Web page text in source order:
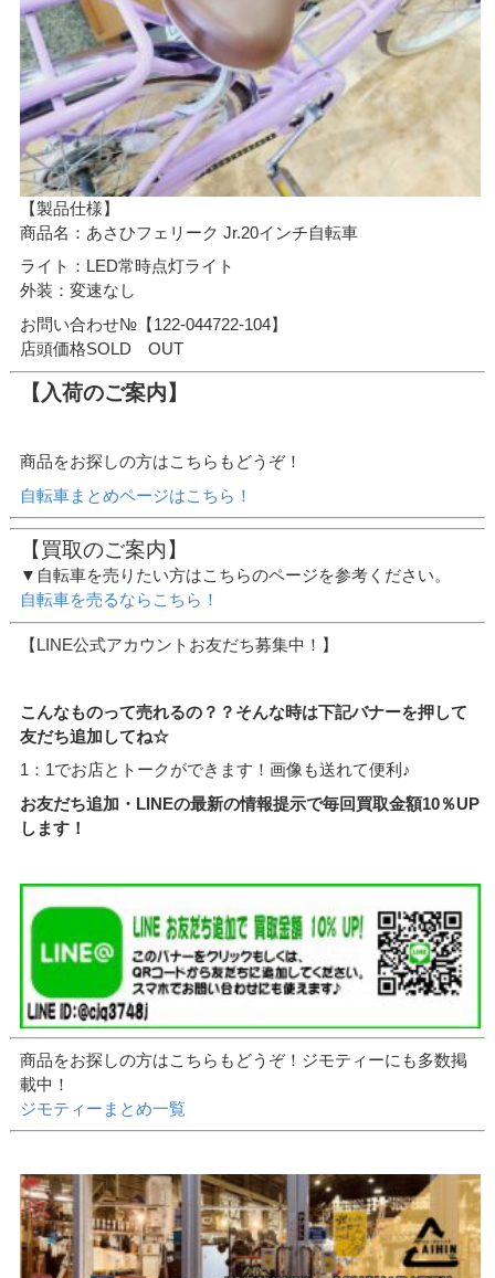
【製品仕様】
商品名：あさひフェリーク Jr.20インチ自転車
ライト：LED常時点灯ライト
外装：変速なし
お問い合わせ№【122-044722-104】
店頭価格SOLD OUT
【入荷のご案内】
商品をお探しの方はこちらもどうぞ！
自転車まとめページはこちら！
【買取のご案内】
▼自転車を売りたい方はこちらのページを参考ください。
自転車を売るならこちら！
【LINE公式アカウントお友だち募集中！】
こんなものって売れるの？？そんな時は下記バナーを押して
友だち追加してね☆
1：1でお店とトークができます！画像も送れて便利♪
お友だち追加・LINEの最新の情報提示で毎回買取金額10％UP
します！
商品をお探しの方はこちらもどうぞ！ジモティーにも多数掲
載中！
ジモティーまとめ一覧